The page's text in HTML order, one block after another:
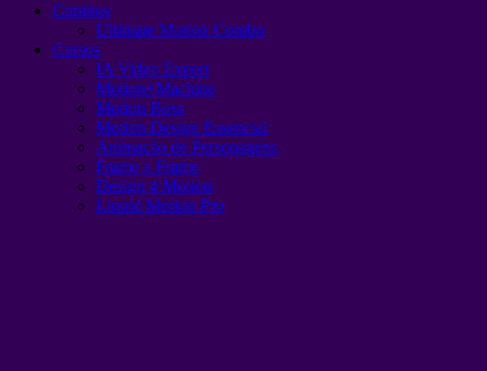
Combos
Ultimate Motion Combo
Cursos
IA Video Expert
Motion+Machine
Motion Boss
Motion Design Essencial
Animação de Personagens
Frame a Frame
Design 4 Motion
Liquid Motion Pro